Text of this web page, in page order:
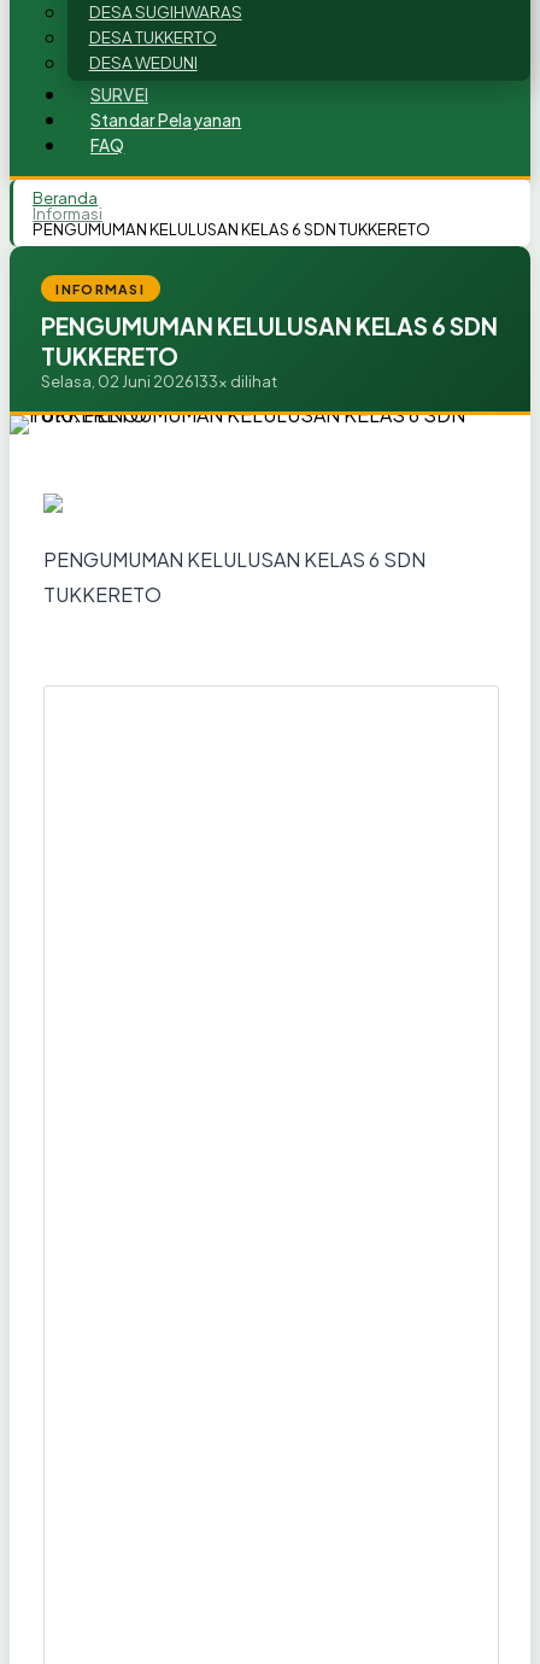
DESA SUGIHWARAS
DESA TUKKERTO
DESA WEDUNI
SURVEI
Standar Pelayanan
FAQ
Beranda
Informasi
PENGUMUMAN KELULUSAN KELAS 6 SDN TUKKERETO
INFORMASI
PENGUMUMAN KELULUSAN KELAS 6 SDN
TUKKERETO
Selasa, 02 Juni 2026133x dilihat
PENGUMUMAN KELULUSAN KELAS 6 SDN
TUKKERETO